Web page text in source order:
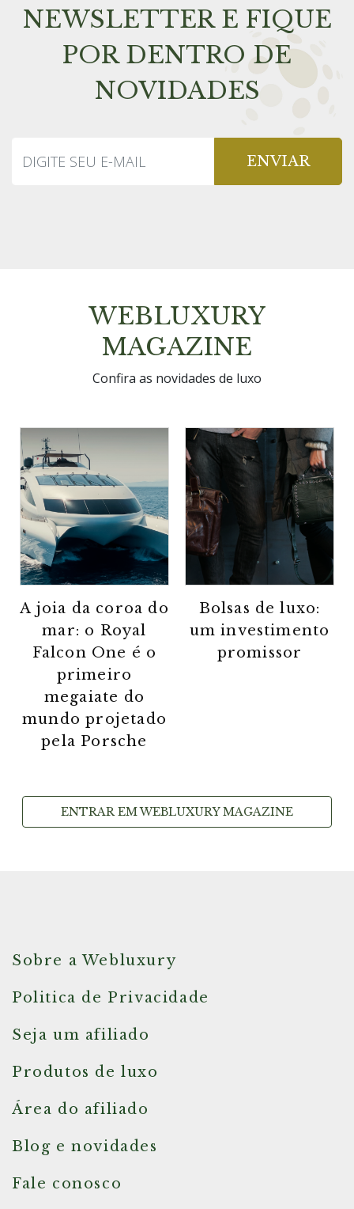
NEWSLETTER E FIQUE
POR DENTRO DE
NOVIDADES
ENVIAR
WEBLUXURY
MAGAZINE
Confira as novidades de luxo
A joia da coroa do
mar: o Royal
Falcon One é o
primeiro
megaiate do
mundo projetado
pela Porsche
Bolsas de luxo:
um investimento
promissor
ENTRAR EM WEBLUXURY MAGAZINE
Sobre a Webluxury
Politica de Privacidade
Seja um afiliado
Produtos de luxo
Área do afiliado
Blog e novidades
Fale conosco